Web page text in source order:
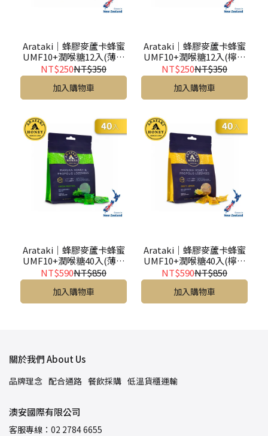
Arataki｜蜂膠麥蘆卡蜂蜜
UMF10+潤喉糖12入(薄荷
風味)- Lozenges Menthol
12s
NT$250NT$350
加入購物車
Arataki｜蜂膠麥蘆卡蜂蜜
UMF10+潤喉糖12入(檸檬
風味)- Lozenges Lemon
12s
NT$250NT$350
加入購物車
Arataki｜蜂膠麥蘆卡蜂蜜
UMF10+潤喉糖40入(薄荷
風味)- Lozenges Menthol
40s
NT$590NT$850
加入購物車
Arataki｜蜂膠麥蘆卡蜂蜜
UMF10+潤喉糖40入(檸檬
風味)-Lozenges Lemon
40s
NT$590NT$850
加入購物車
關於我們 About Us
品牌理念 配合通路 餐飲採購 低溫貨櫃運輸
澳安國際有限公司
客服專線：02 2784 6655